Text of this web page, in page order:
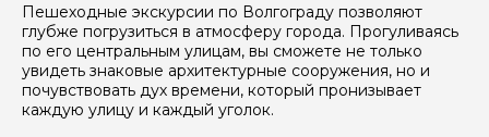
Пешеходные экскурсии по Волгограду позволяют
глубже погрузиться в атмосферу города. Прогуливаясь
по его центральным улицам, вы сможете не только
увидеть знаковые архитектурные сооружения, но и
почувствовать дух времени, который пронизывает
каждую улицу и каждый уголок.